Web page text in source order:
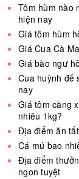
Tôm hùm nào
hiện nay
Giá tôm hùm
Giá Cua Cà
Giá bào ngư
Cua huỳnh đế
nay
Giá tôm càng
nhiêu 1kg?
Địa điểm ăn
Cá mú bao
Địa điểm
ngon tuyệt